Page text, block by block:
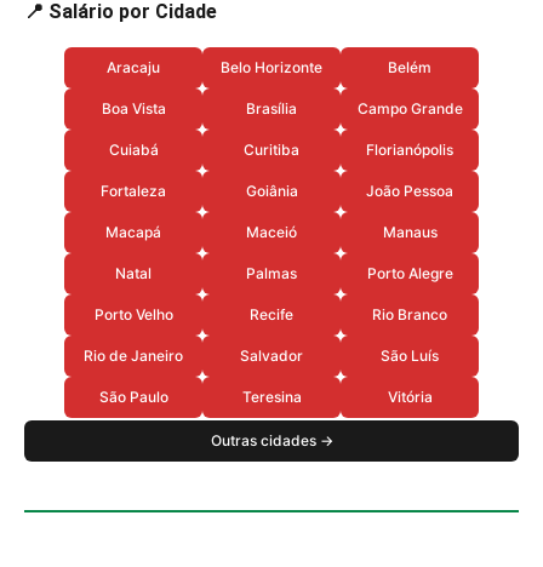
📍 Salário por Cidade
Aracaju Belo Horizonte Belém
Boa Vista Brasília Campo Grande
Cuiabá Curitiba Florianópolis
Fortaleza Goiânia João Pessoa
Macapá Maceió Manaus
Natal Palmas Porto Alegre
Porto Velho Recife Rio Branco
Rio de Janeiro Salvador São Luís
São Paulo Teresina Vitória
Outras cidades →